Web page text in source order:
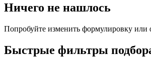
Ничего не нашлось
Попробуйте изменить формулировку или
Быстрые фильтры